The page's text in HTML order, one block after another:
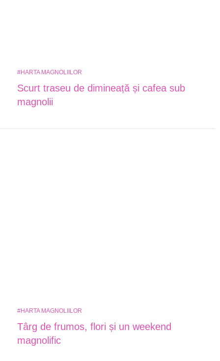
#HARTA MAGNOLIILOR
Scurt traseu de dimineață și cafea sub
magnolii
#HARTA MAGNOLIILOR
Târg de frumos, flori și un weekend
magnolific